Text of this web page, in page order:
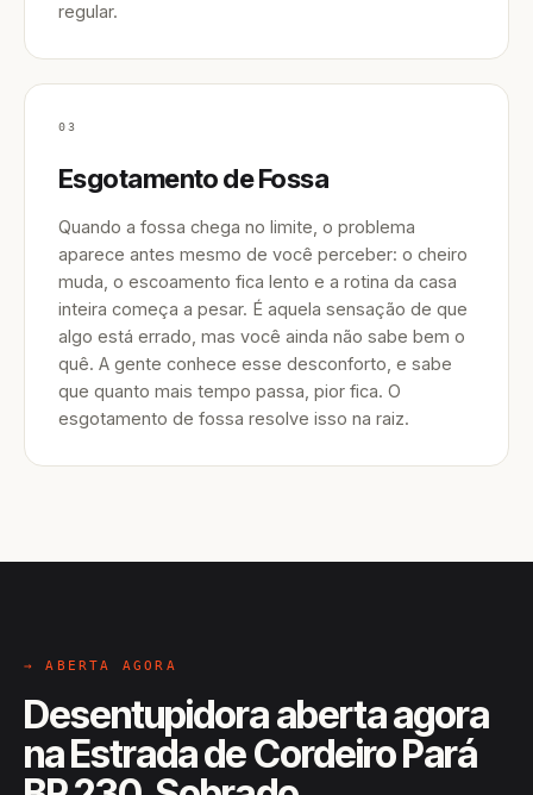
regular.
03
Esgotamento de Fossa
Quando a fossa chega no limite, o problema
aparece antes mesmo de você perceber: o cheiro
muda, o escoamento fica lento e a rotina da casa
inteira começa a pesar. É aquela sensação de que
algo está errado, mas você ainda não sabe bem o
quê. A gente conhece esse desconforto, e sabe
que quanto mais tempo passa, pior fica. O
esgotamento de fossa resolve isso na raiz.
→ ABERTA AGORA
Desentupidora aberta agora
na Estrada de Cordeiro Pará